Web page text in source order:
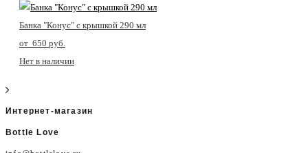
Банка "Конус" с крышкой 290 мл
от 650 pуб.
Нет в наличии
Интернет-магазин
Bottle Love